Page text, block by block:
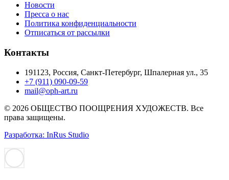
Новости
Пресса о нас
Политика конфиденциальности
Отписаться от рассылки
Контакты
191123, Россия, Санкт-Петербург, Шпалерная ул., 35
+7 (911) 090-09-59
mail@oph-art.ru
© 2026 ОБЩЕСТВО ПООЩРЕНИЯ ХУДОЖЕСТВ. Все
права защищены.
Разработка: InRus Studio